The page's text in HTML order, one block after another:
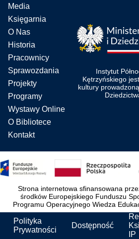
Media
Księgarnia
O Nas
Historia
Pracownicy
Sprawozdania
Projekty
Programy
Wystawy Online
O Bibliotece
Kontakt
Instytut
Kętrzyńskiego
kultury
Strona internetowa sfinansowana
środków Europejskiego Funduszu
Programu Operacyjnego Wiedza
Polityka
Prywatności
Dostępność
IP